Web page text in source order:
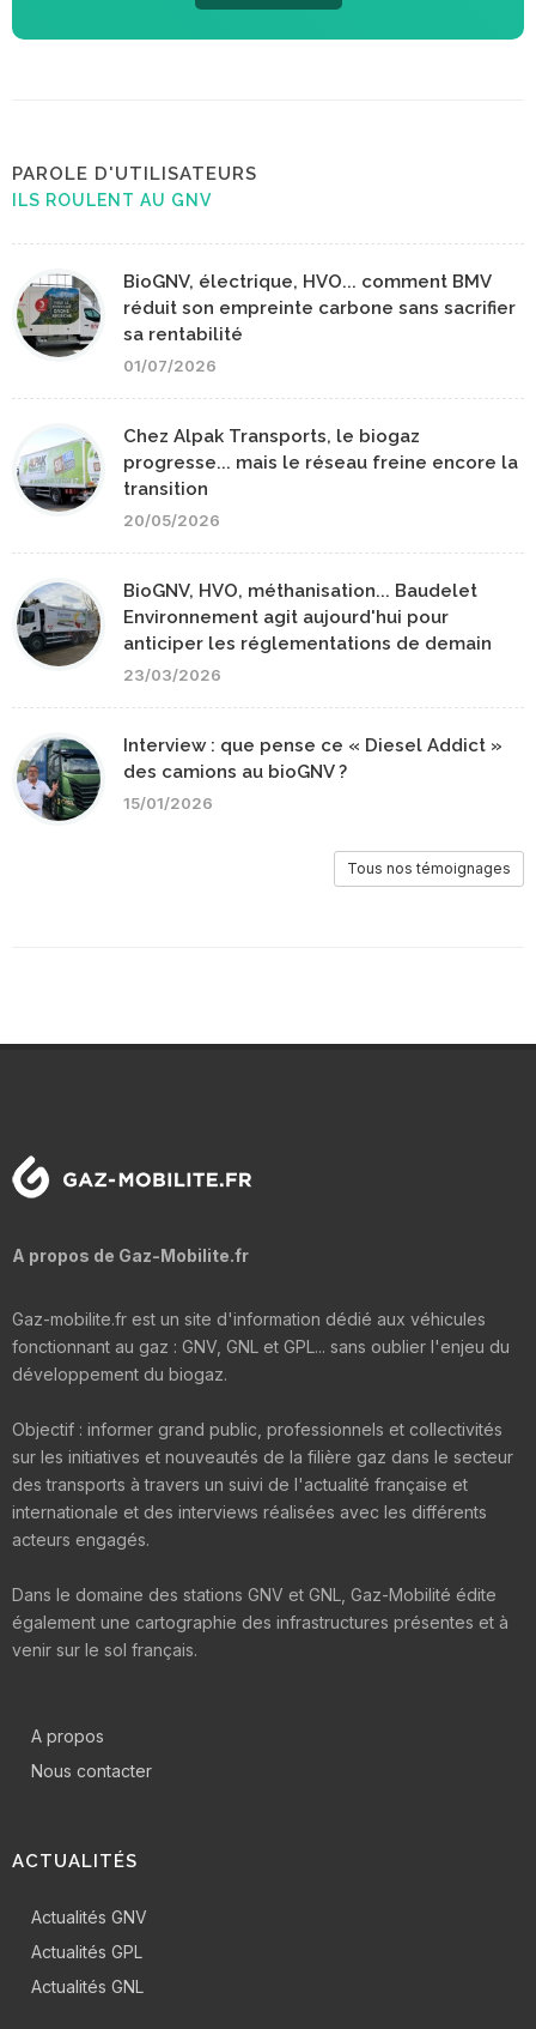
PAROLE D'UTILISATEURS
ILS ROULENT AU GNV
BioGNV, électrique, HVO... comment BMV
réduit son empreinte carbone sans sacrifier
sa rentabilité
01/07/2026
Chez Alpak Transports, le biogaz
progresse... mais le réseau freine encore la
transition
20/05/2026
BioGNV, HVO, méthanisation... Baudelet
Environnement agit aujourd'hui pour
anticiper les réglementations de demain
23/03/2026
Interview : que pense ce « Diesel Addict »
des camions au bioGNV ?
15/01/2026
Tous nos témoignages
A propos de Gaz-Mobilite.fr
Gaz-mobilite.fr est un site d'information dédié aux véhicules
fonctionnant au gaz : GNV, GNL et GPL... sans oublier l'enjeu du
développement du biogaz.
Objectif : informer grand public, professionnels et collectivités
sur les initiatives et nouveautés de la filière gaz dans le secteur
des transports à travers un suivi de l'actualité française et
internationale et des interviews réalisées avec les différents
acteurs engagés.
Dans le domaine des stations GNV et GNL, Gaz-Mobilité édite
également une cartographie des infrastructures présentes et à
venir sur le sol français.
A propos
Nous contacter
ACTUALITÉS
Actualités GNV
Actualités GPL
Actualités GNL